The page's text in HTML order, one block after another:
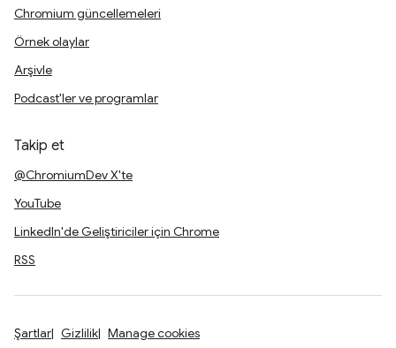
Chromium güncellemeleri
Örnek olaylar
Arşivle
Podcast'ler ve programlar
Takip et
@ChromiumDev X'te
YouTube
LinkedIn'de Geliştiriciler için Chrome
RSS
Şartlar Gizlilik Manage cookies